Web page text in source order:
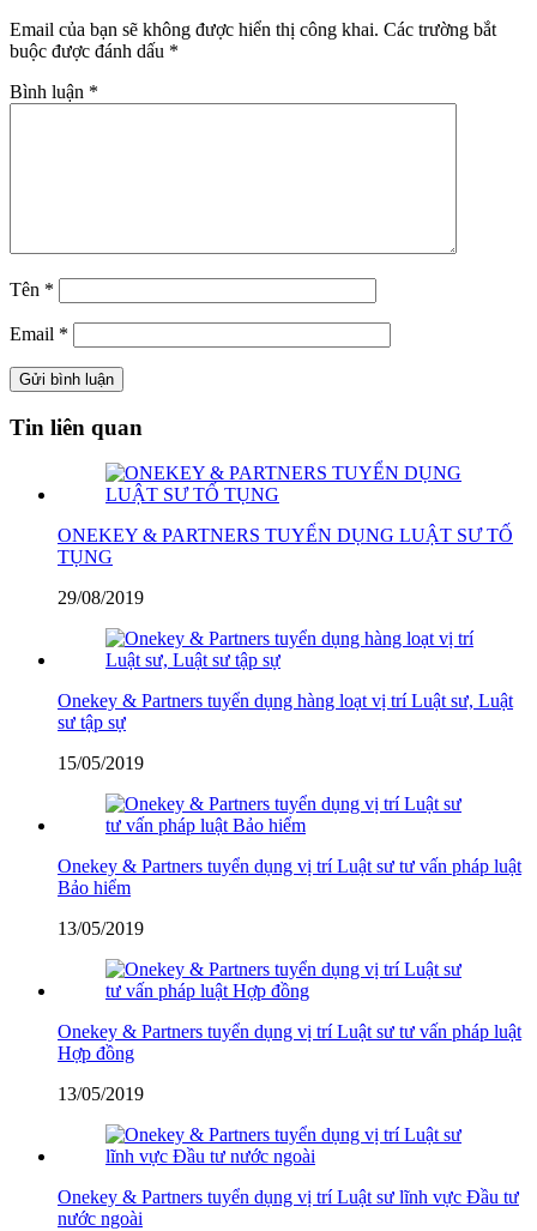
Email của bạn sẽ không được hiển thị công khai. Các trường bắt
buộc được đánh dấu *
Bình luận *
Tên *
Email *
Tin liên quan
ONEKEY & PARTNERS TUYỂN DỤNG LUẬT SƯ TỐ
TỤNG
29/08/2019
Onekey & Partners tuyển dụng hàng loạt vị trí Luật sư, Luật
sư tập sự
15/05/2019
Onekey & Partners tuyển dụng vị trí Luật sư tư vấn pháp luật
Bảo hiểm
13/05/2019
Onekey & Partners tuyển dụng vị trí Luật sư tư vấn pháp luật
Hợp đồng
13/05/2019
Onekey & Partners tuyển dụng vị trí Luật sư lĩnh vực Đầu tư
nước ngoài